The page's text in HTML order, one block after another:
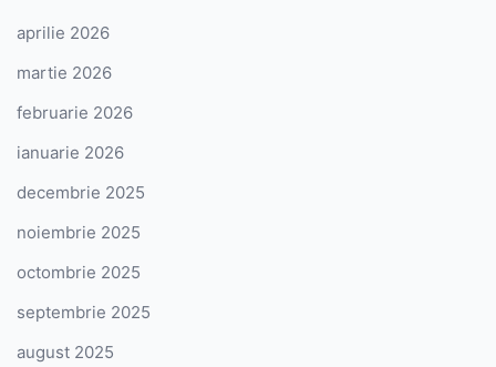
aprilie 2026
martie 2026
februarie 2026
ianuarie 2026
decembrie 2025
noiembrie 2025
octombrie 2025
septembrie 2025
august 2025